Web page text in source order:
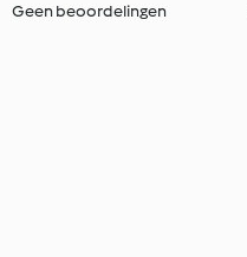
toegevoegde suikers
Geen beoordelingen